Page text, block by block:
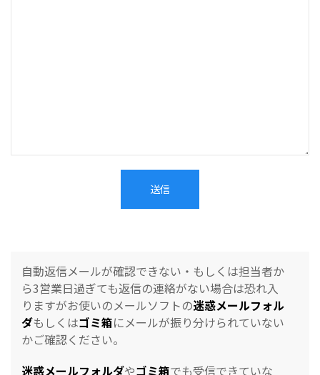
自動返信メールが確認できない・もしくは担当者か
ら3営業日過ぎても返信の連絡がない場合は恐れ入
りますがお使いのメールソフトの迷惑メールフォル
ダもしくはゴミ箱にメールが振り分けられていない
かご確認ください。
迷惑メールフォルダやゴミ箱でも受信できていな